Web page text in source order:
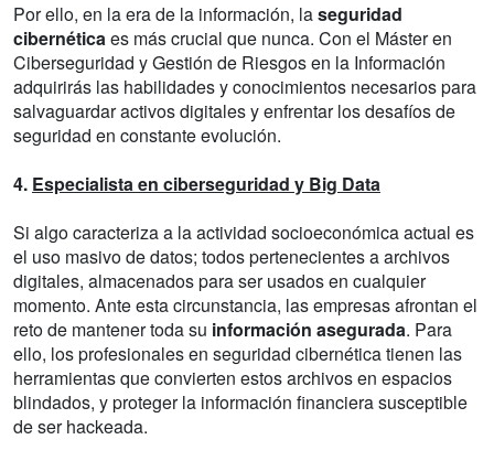
Por ello, en la era de la información, laseguridad
cibernéticaes más crucial que nunca. Con el Máster en
Ciberseguridad y Gestión de Riesgos en la Información
adquirirás las habilidades y conocimientos necesarios para
salvaguardar activos digitales y enfrentar los desafíos de
seguridad en constante evolución.
4. Especialista en ciberseguridad y Big Data
Si algo caracteriza a la actividad socioeconómica actual es
el uso masivo de datos; todos pertenecientes a archivos
digitales, almacenados para ser usados en cualquier
momento. Ante esta circunstancia, las empresas afrontan el
reto de mantener toda su información asegurada. Para
ello, los profesionales en seguridad cibernética tienen las
herramientas que convierten estos archivos en espacios
blindados, y proteger la información financiera susceptible
de ser hackeada.